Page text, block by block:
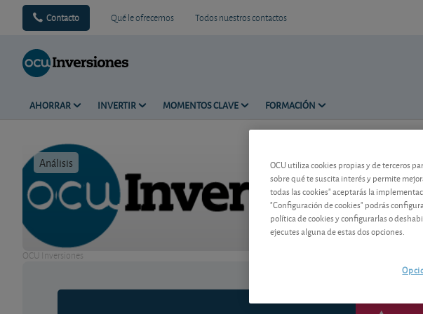
Contacto Qué le ofrecemos Todos nuestros contactos
AHORRAR INVERTIR MOMENTOS CLAVE FORMACIÓN
Análisis Tiempo de lectura: 1 min.
OCU Inversiones
OCU utiliza cookies propias y de terceros
sobre qué te suscita interés y permite
todas las cookies" aceptarás la
"Configuración de cookies" podrás
política de cookies y configurarlas o
ejecutes alguna de estas dos opciones.